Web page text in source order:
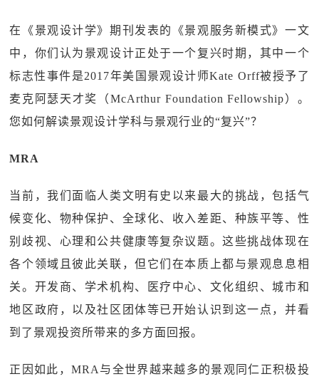
在《景观设计学》期刊发表的《景观服务新模式》一文
中，你们认为景观设计正处于一个复兴时期，其中一个
标志性事件是2017年美国景观设计师Kate Orff被授予了
麦克阿瑟天才奖（McArthur Foundation Fellowship）。
您如何解读景观设计学科与景观行业的“复兴”？
MRA
当前，我们面临人类文明有史以来最大的挑战，包括气
候变化、物种保护、全球化、收入差距、种族平等、性
别歧视、心理和公共健康等复杂议题。这些挑战体现在
各个领域且彼此关联，但它们在本质上都与景观息息相
关。开发商、学术机构、医疗中心、文化组织、城市和
地区政府，以及社区团体等已开始认识到这一点，并看
到了景观投资所带来的多方面回报。
正因如此，MRA与全世界越来越多的景观同仁正积极投